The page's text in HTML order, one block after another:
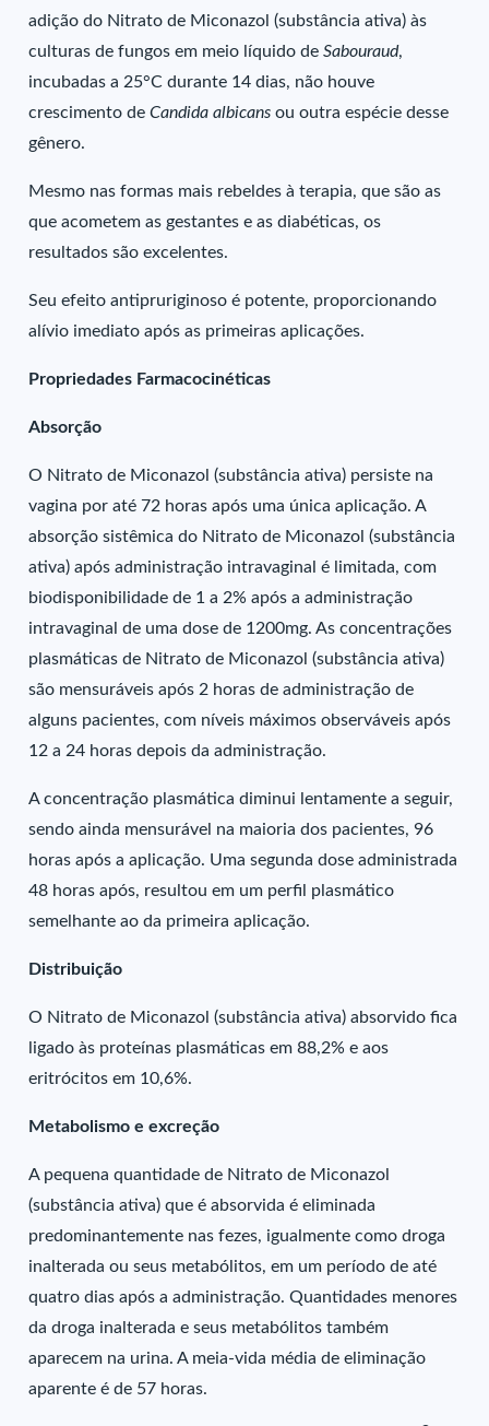
adição do Nitrato de Miconazol (substância ativa) às
culturas de fungos em meio líquido deSabouraud,
incubadas a 25°C durante 14 dias, não houve
crescimento de Candida albicans ou outra espécie desse
gênero.
Mesmo nas formas mais rebeldes à terapia, que são as
que acometem as gestantes e as diabéticas, os
resultados são excelentes.
Seu efeito antipruriginoso é potente, proporcionando
alívio imediato após as primeiras aplicações.
Propriedades Farmacocinéticas
Absorção
O Nitrato de Miconazol (substância ativa) persiste na
vagina por até 72 horas após uma única aplicação. A
absorção sistêmica do Nitrato de Miconazol (substância
ativa) após administração intravaginal é limitada, com
biodisponibilidade de 1 a 2% após a administração
intravaginal de uma dose de 1200mg. As concentrações
plasmáticas de Nitrato de Miconazol (substância ativa)
são mensuráveis após 2 horas de administração de
alguns pacientes, com níveis máximos observáveis após
12 a 24 horas depois da administração.
A concentração plasmática diminui lentamente a seguir,
sendo ainda mensurável na maioria dos pacientes, 96
horas após a aplicação. Uma segunda dose administrada
48 horas após, resultou em um perfil plasmático
semelhante ao da primeira aplicação.
Distribuição
O Nitrato de Miconazol (substância ativa) absorvido fica
ligado às proteínas plasmáticas em 88,2% e aos
eritrócitos em 10,6%.
Metabolismo e excreção
A pequena quantidade de Nitrato de Miconazol
(substância ativa) que é absorvida é eliminada
predominantemente nas fezes, igualmente como droga
inalterada ou seus metabólitos, em um período de até
quatro dias após a administração. Quantidades menores
da droga inalterada e seus metabólitos também
aparecem na urina. A meia-vida média de eliminação
aparente é de 57 horas.